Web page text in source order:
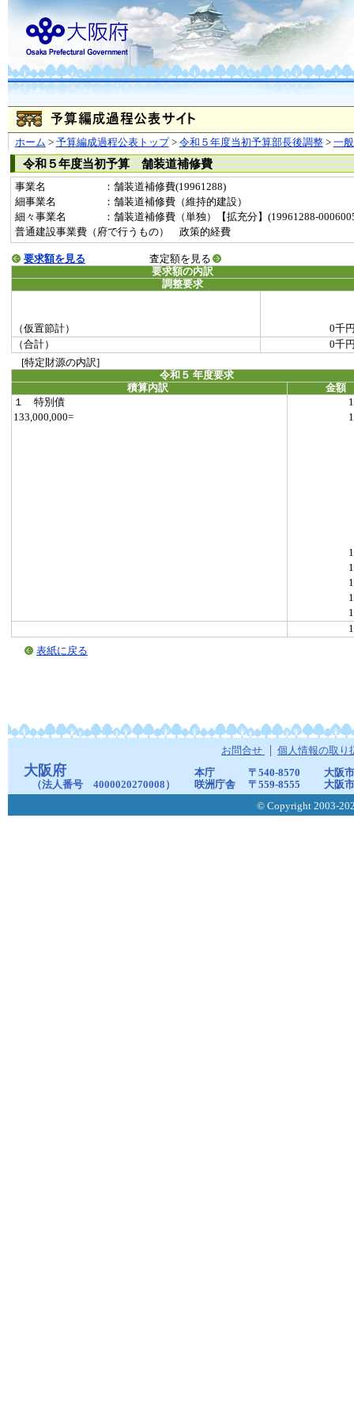
ホーム > 予算編成過程公表トップ> 令和５年度当初予算部長後調整> 一
令和５年度当初予算 舗装道補修費
事業名
：舗装道補修費(19961288)
細事業名
：舗装道補修費（維持的建設）
細々事業名
：舗装道補修費（単独）【拡充分】(19961288-
普通建設事業費（府で行うもの） 政策的経費
要求額を見る
査定額を見る
要求額の内訳
調整要求
（仮置節計）
0千
（合計）
0千
[特定財源の内訳]
令和５ 年度要求
積算内訳
金額
１ 特別債
133,000,000=
表紙に戻る
お問合せ 個人情報の取り
大阪府
（法人番号 4000020270008）
本庁 〒540-8570
大阪
咲洲庁舎
〒559-8555
大阪
© Copyright 2003-